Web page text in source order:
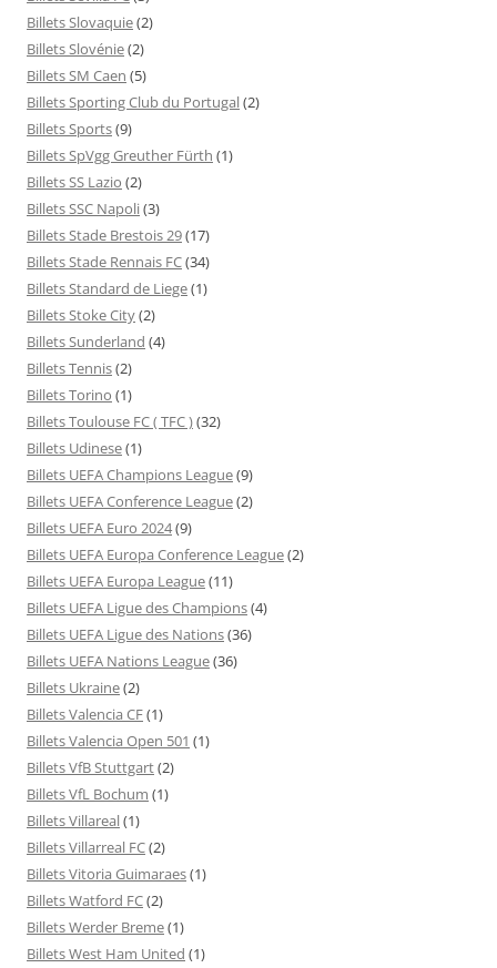
Billets Slovaquie(2)
Billets Slovénie(2)
Billets SM Caen (5)
Billets Sporting Club du Portugal(2)
Billets Sports(9)
Billets SpVgg Greuther Fürth (1)
Billets SS Lazio (2)
Billets SSC Napoli(3)
Billets Stade Brestois 29(17)
Billets Stade Rennais FC(34)
Billets Standard de Liege(1)
Billets Stoke City(2)
Billets Sunderland (4)
Billets Tennis(2)
Billets Torino (1)
Billets Toulouse FC ( TFC )(32)
Billets Udinese(1)
Billets UEFA Champions League(9)
Billets UEFA Conference League(2)
Billets UEFA Euro 2024(9)
Billets UEFA Europa Conference League(2)
Billets UEFA Europa League(11)
Billets UEFA Ligue des Champions(4)
Billets UEFA Ligue des Nations(36)
Billets UEFA Nations League(36)
Billets Ukraine(2)
Billets Valencia CF(1)
Billets Valencia Open 501 (1)
Billets VfB Stuttgart(2)
Billets VfL Bochum (1)
Billets Villareal(1)
Billets Villarreal FC(2)
Billets Vitoria Guimaraes(1)
Billets Watford FC(2)
Billets Werder Breme(1)
Billets West Ham United (1)